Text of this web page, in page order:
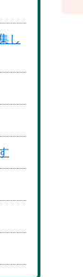
し